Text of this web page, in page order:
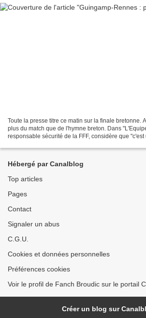
Toute la presse titre ce matin sur la finale bretonne.
plus du match que de l'hymne breton. Dans
responsable sécurité de la FFF, considère que
Hébergé par Canalblog
Top articles
Pages
Contact
Signaler un abus
C.G.U.
Cookies et données personnelles
Préférences cookies
Voir le profil de Fanch Broudic sur le portail
Créer un blog sur